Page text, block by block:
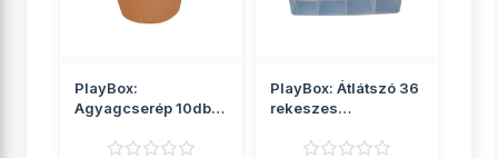
PlayBox:
Agyagcserép 10db-
PlayBox: Átlátszó 36
rekeszes
szintes